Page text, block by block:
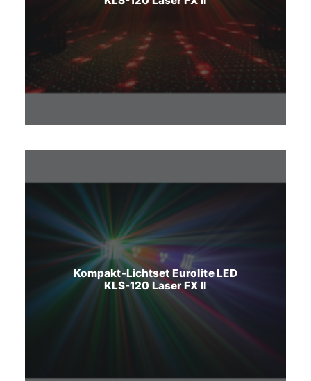
Kompakt-Lichtset Eurolite LED
KLS-120 Laser FX II